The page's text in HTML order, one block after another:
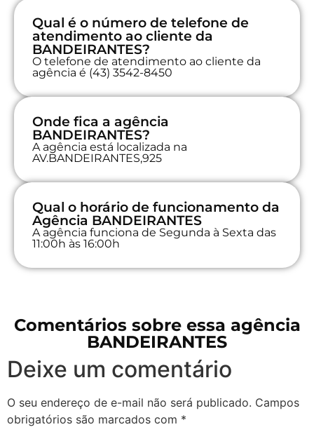
Qual é o número de telefone de
atendimento ao cliente da
BANDEIRANTES?
O telefone de atendimento ao cliente da
agência é (43) 3542-8450
Onde fica a agência
BANDEIRANTES?
A agência está localizada na
AV.BANDEIRANTES,925
Qual o horário de funcionamento da
Agência BANDEIRANTES
A agência funciona de Segunda à Sexta das
11:00h às 16:00h
Comentários sobre essa agência
BANDEIRANTES
Deixe um comentário
O seu endereço de e-mail não será publicado. Campos
obrigatórios são marcados com *